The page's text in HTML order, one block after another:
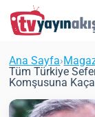
Ana Sayfa›
Tüm Türkiye
Komşusuna